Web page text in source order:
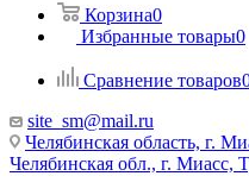
Корзина0
Избранные товары0
Сравнение товаров
site_sm@mail.ru
Челябинская область, г.
Челябинская обл., г. Миасс,